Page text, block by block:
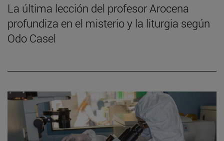
La última lección del profesor Arocena
profundiza en el misterio y la liturgia según
Odo Casel